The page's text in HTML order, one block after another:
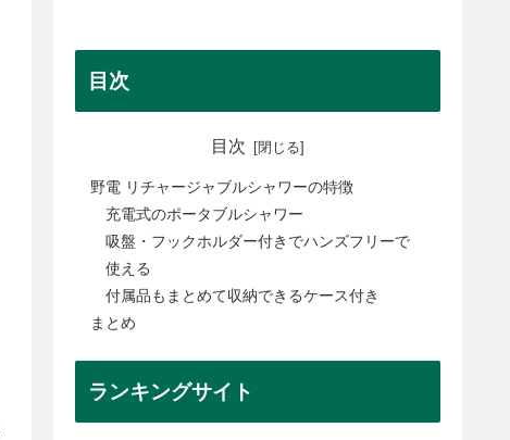
目次
目次
野電 リチャージャブルシャワーの特徴
充電式のポータブルシャワー
吸盤・フックホルダー付きでハンズフリーで
使える
付属品もまとめて収納できるケース付き
まとめ
ランキングサイト